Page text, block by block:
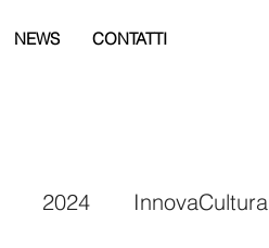
NEWS CONTATTI
2024 InnovaCultura